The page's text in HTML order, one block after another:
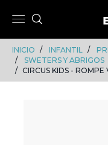
INICIO INFANTIL
SWETERS Y ABRIGOS
CIRCUS KIDS - ROMPE